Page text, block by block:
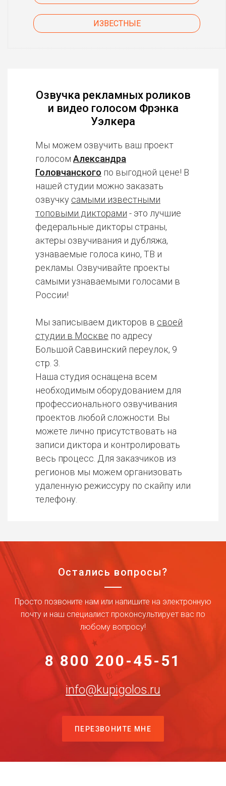
ИЗВЕСТНЫЕ
Озвучка рекламных роликов
и видео голосом Фрэнка
Уэлкера
Мы можем озвучить ваш проект
голосом Александра
Головчанского по выгодной цене! В
нашей студии можно заказать
озвучку самыми известными
топовыми дикторами - это лучшие
федеральные дикторы страны,
актеры озвучивания и дубляжа,
узнаваемые голоса кино, ТВ и
рекламы. Озвучивайте проекты
самыми узнаваемыми голосами в
России!
Мы записываем дикторов в своей
студии в Москве по адресу
Большой Саввинский переулок, 9
стр. 3.
Наша студия оснащена всем
необходимым оборудованием для
профессионального озвучивания
проектов любой сложности. Вы
можете лично присутствовать на
записи диктора и контролировать
весь процесс. Для заказчиков из
регионов мы можем организовать
удаленную режиссуру по скайпу или
телефону.
Остались вопросы?
Просто позвоните нам или напишите на электронную
почту и наш специалист проконсультирует вас по
любому вопросу!
8 800 200-45-51
info@kupigolos.ru
ПЕРЕЗВОНИТЕ МНЕ